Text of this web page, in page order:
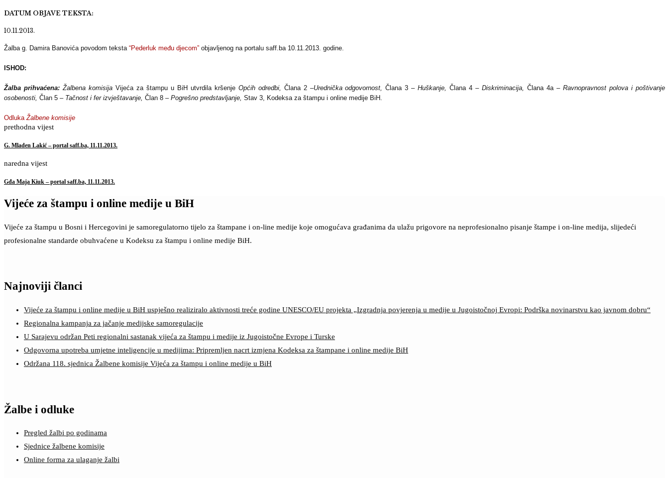
DATUM OBJAVE TEKSTA:
10.11.2013.
Žalba g. Damira Banovića povodom teksta “Pederluk među djecom” objavljenog na portalu saff.ba 10.11.2013. godine.
ISHOD:
Žalba prihvaćena: Žalbena komisija Vijeća za štampu u BiH utvrdila kršenje Općih odredbi, Člana 2 –Urednička odgovornost,Člana 3 –Huškanje,Člana 4 –Diskriminacija,Člana 4a –Ravnopravnost polova i poštivanje
osobenosti, Član 5 – Tačnost i fer izvještavanje, Član 8 – Pogrešno predstavljanje, Stav 3, Kodeksa za štampu i online medije BiH.
Odluka Žalbene komisije
prethodna vijest
G. Mladen Lakić – portal saff.ba, 11.11.2013.
naredna vijest
Gđa Maja Kiuk – portal saff.ba, 11.11.2013.
Vijeće za štampu i online medije u BiH
Vijeće za štampu u Bosni i Hercegovini je samoregulatorno tijelo za štampane i on-line medije koje omogućava građanima da ulažu prigovore na neprofesionalno pisanje štampe i on-line medija, slijedeći
profesionalne standarde obuhvaćene u Kodeksu za štampu i online medije BiH.
Najnoviji članci
Vijeće za štampu i online medije u BiH uspješno realiziralo aktivnosti treće godine UNESCO/EU projekta „Izgradnja povjerenja u medije u Jugoistočnoj Evropi: Podrška novinarstvu kao javnom dobru“
Regionalna kampanja za jačanje medijske samoregulacije
U Sarajevu održan Peti regionalni sastanak vijeća za štampu i medije iz Jugoistočne Evrope i Turske
Odgovorna upotreba umjetne inteligencije u medijima: Pripremljen nacrt izmjena Kodeksa za štampane i online medije BiH
Održana 118. sjednica Žalbene komisije Vijeća za štampu i online medije u BiH
Žalbe i odluke
Pregled žalbi po godinama
Sjednice žalbene komisije
Online forma za ulaganje žalbi